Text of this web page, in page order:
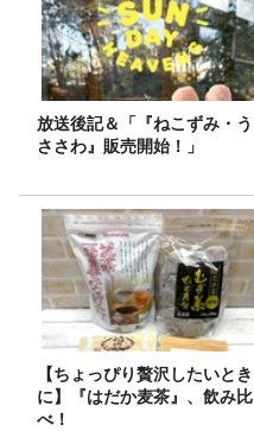
放送後記＆「『ねこずみ・う
ささわ』販売開始！」
【ちょっぴり贅沢したいとき
に】『はだか麦茶』、飲み比
べ！